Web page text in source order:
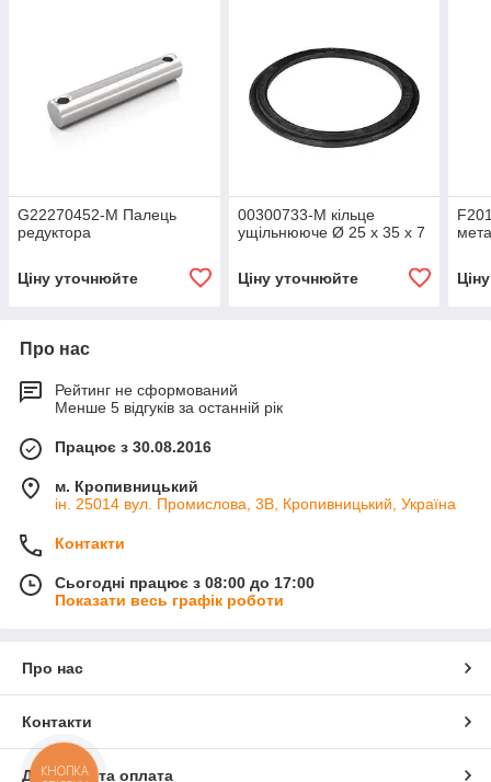
G22270452-M Палець
редуктора
Ціну уточнюйте
00300733-M кільце
ущільнююче Ø 25 x 35 x 7
Ціну уточнюйте
Про нас
Рейтинг не сформований
Менше 5 відгуків за останній рік
Працює з 30.08.2016
м. Кропивницький
ін. 25014 вул. Промислова, 3В, Кропивницький, Україна
Контакти
Сьогодні працює з 08:00 до 17:00
Показати весь графік роботи
Про нас
Контакти
Доставка та оплата
КНОПКА